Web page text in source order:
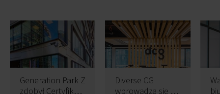
Generation Park Z
zdobył Certyfikat
Diverse CG
wprowadza się do